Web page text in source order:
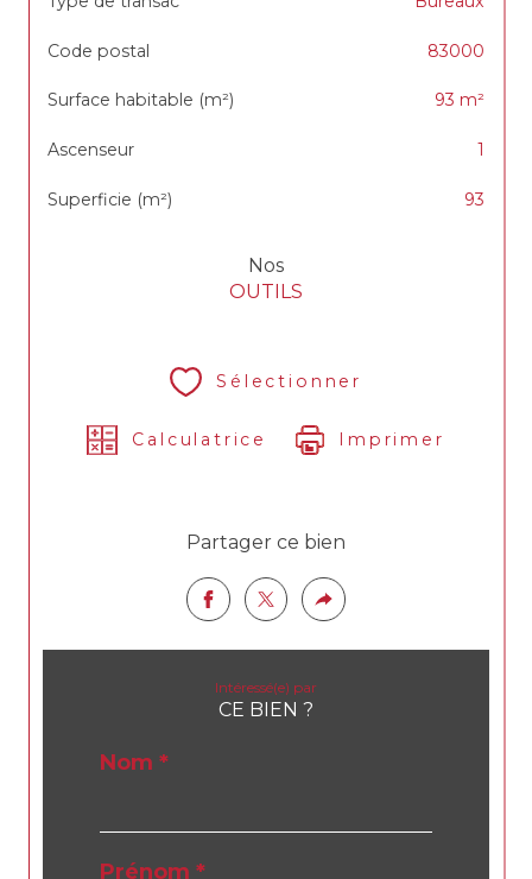
Code postal 83000
Surface habitable (m²) 93 m²
Ascenseur 1
Superficie (m²) 93
Nos
OUTILS
Sélectionner
Calculatrice Imprimer
Partager ce bien
Intéressé(e) par
CE BIEN ?
Nom *
Prénom *